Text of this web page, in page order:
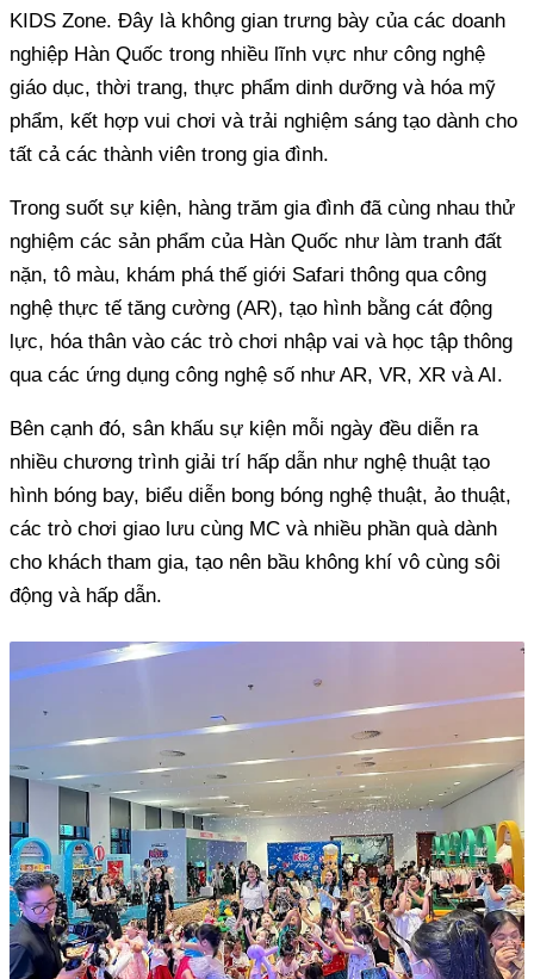
KIDS Zone. Đây là không gian trưng bày của các doanh
nghiệp Hàn Quốc trong nhiều lĩnh vực như công nghệ
giáo dục, thời trang, thực phẩm dinh dưỡng và hóa mỹ
phẩm, kết hợp vui chơi và trải nghiệm sáng tạo dành cho
tất cả các thành viên trong gia đình.
Trong suốt sự kiện, hàng trăm gia đình đã cùng nhau thử
nghiệm các sản phẩm của Hàn Quốc như làm tranh đất
nặn, tô màu, khám phá thế giới Safari thông qua công
nghệ thực tế tăng cường (AR), tạo hình bằng cát động
lực, hóa thân vào các trò chơi nhập vai và học tập thông
qua các ứng dụng công nghệ số như AR, VR, XR và AI.
Bên cạnh đó, sân khấu sự kiện mỗi ngày đều diễn ra
nhiều chương trình giải trí hấp dẫn như nghệ thuật tạo
hình bóng bay, biểu diễn bong bóng nghệ thuật, ảo thuật,
các trò chơi giao lưu cùng MC và nhiều phần quà dành
cho khách tham gia, tạo nên bầu không khí vô cùng sôi
động và hấp dẫn.